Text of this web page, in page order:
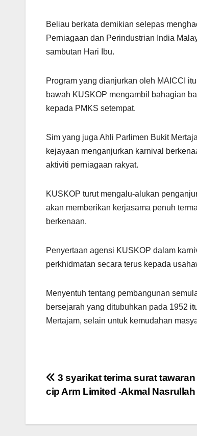
Beliau berkata demikian selepas
Perniagaan dan Perindustrian India
sambutan Hari Ibu.
Program yang dianjurkan oleh MAICCI
bawah KUSKOP mengambil bahagian
kepada PMKS setempat.
Sim yang juga Ahli Parlimen Bukit
kejayaan menganjurkan karnival
aktiviti perniagaan rakyat.
KUSKOP turut mengalu-alukan
akan memberikan kerjasama penuh
berkenaan.
Penyertaan agensi KUSKOP dalam
perkhidmatan secara terus kepada
Menyentuh tentang pembangunan
bersejarah yang ditubuhkan pada 1952
Mertajam, selain untuk kemudahan
Post
navigation
3 syarikat terima surat
cip Arm Limited -Akmal Nasrullah